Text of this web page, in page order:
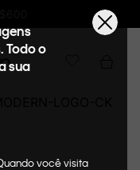
em todas as compras
Todo o
sua
você visita